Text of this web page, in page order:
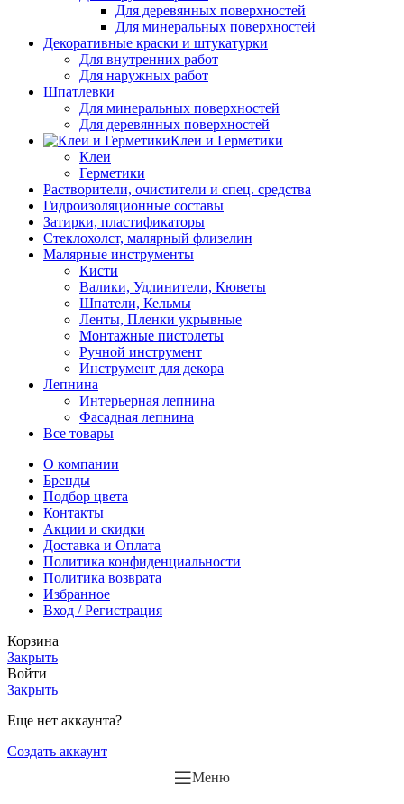
Для деревянных поверхностей
Для минеральных поверхностей
Декоративные краски и штукатурки
Для внутренних работ
Для наружных работ
Шпатлевки
Для минеральных поверхностей
Для деревянных поверхностей
Клеи и Герметики
Клеи
Герметики
Растворители, очистители и спец. средства
Гидроизоляционные составы
Затирки, пластификаторы
Стеклохолст, малярный флизелин
Малярные инструменты
Кисти
Валики, Удлинители, Кюветы
Шпатели, Кельмы
Ленты, Пленки укрывные
Монтажные пистолеты
Ручной инструмент
Инструмент для декора
Лепнина
Интерьерная лепнина
Фасадная лепнина
Все товары
О компании
Бренды
Подбор цвета
Контакты
Акции и скидки
Доставка и Оплата
Политика конфиденциальности
Политика возврата
Избранное
Вход / Регистрация
Корзина
Закрыть
Войти
Закрыть
Еще нет аккаунта?
Создать аккаунт
Меню